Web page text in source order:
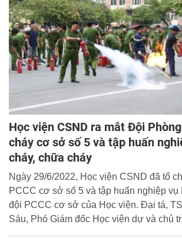
Học viện CSND ra mắt Đội
cháy cơ sở số 5 và tập huấn
cháy, chữa cháy
Ngày 29/6/2022, Học viện CSND đã tổ
PCCC cơ sở số 5 và tập huấn nghiệp vụ
đội PCCC cơ sở của Học viện. Đại tá,
Sáu, Phó Giám đốc Học viện dự và chủ